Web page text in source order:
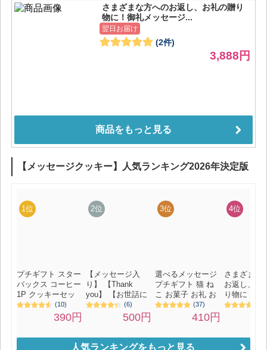
人気ランキングをもっと見る